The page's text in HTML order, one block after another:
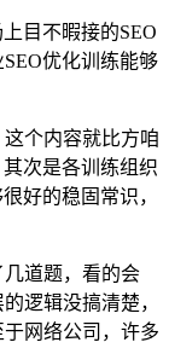
目不暇接的SEO
优化训练能够
个内容就比方咱
次是各训练组织
好的稳固常识，
道题，看的会
逻辑没搞清楚，
网络公司，许多